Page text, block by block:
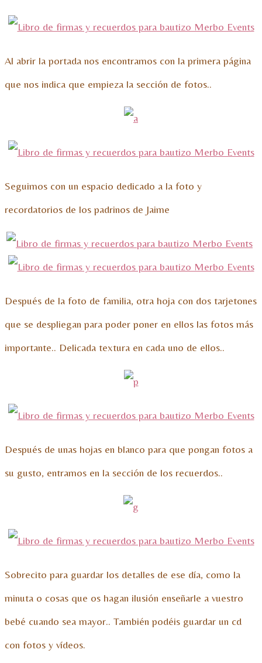
Al abrir la portada nos encontramos con la primera página
que nos indica que empieza la sección de fotos..
Seguimos con un espacio dedicado a la foto y
recordatorios de los padrinos de Jaime
Después de la foto de familia, otra hoja con dos tarjetones
que se despliegan para poder poner en ellos las fotos más
importante.. Delicada textura en cada uno de ellos..
Después de unas hojas en blanco para que pongan fotos a
su gusto, entramos en la sección de los recuerdos..
Sobrecito para guardar los detalles de ese día, como la
minuta o cosas que os hagan ilusión enseñarle a vuestro
bebé cuando sea mayor.. También podéis guardar un cd
con fotos y vídeos.